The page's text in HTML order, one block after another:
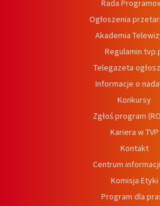
Rada
Ogłoszenia
Akademia
Regulamin
Telegazeta
Informacje o
Konkursy
Zgłoś program
Kariera w TVP
Kontakt
Centrum informacji
Komisja Etyki
Program dla